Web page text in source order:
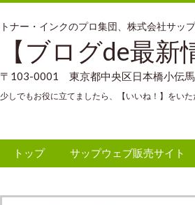
トナー・インクのプロ集団、株式会社サッ
【ブログde最新
〒103-0001 東京都中央区日本橋小伝
少しでもお役に立てましたら、【いいね！】をい
トップ サップウェブ販売サイト